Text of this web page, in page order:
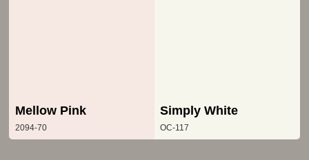
Mellow Pink
2094-70
Simply White
OC-117